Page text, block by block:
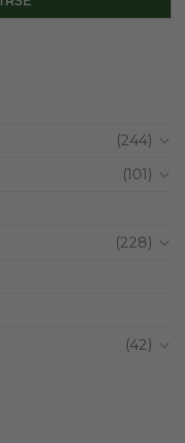
(244)
(101)
(228)
(42)